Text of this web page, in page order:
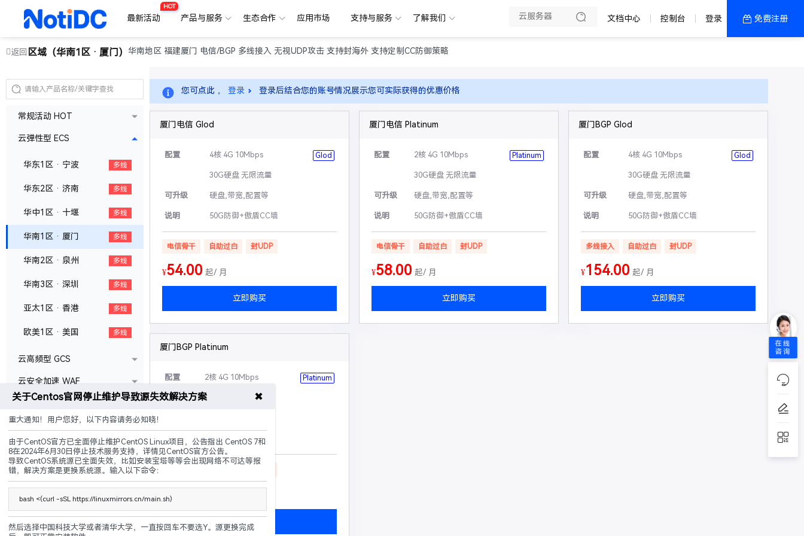
最新活动
HOT
产品与服务 生态合作 应用市场 支持与服务
了解我们
文档中心 控制台 登录 免费注册
返回 区域（华南1区 · 厦门） 华南地区 福建厦门 电信/BGP 多线接入 无视UDP攻击 支持封海外 支持定制CC防御策略
常规活动 HOT
云弹性型 ECS
华东1区 · 宁波 多线
华东2区 · 济南 多线
华中1区 · 十堰 多线
华南1区 · 厦门 多线
华南2区 · 泉州 多线
华南3区 · 深圳 多线
亚太1区 · 香港 多线
欧美1区 · 美国 多线
云高频型 GCS
云安全加速 WAF
国内裸金属 BMS
海外裸金属 BMS
独立宿主机 CDH
您可点此 ， 登录 登录后结合您的账号情况展示您可实际获得的优惠价格
厦门电信 Glod
配置 4核 4G 10Mbps Glod
30G硬盘 无限流量
可升级 硬盘,带宽,配置等
说明 50G防御+傲盾CC墙
电信骨干 自助过白 封UDP
¥54.00 起/ 月
立即购买
厦门电信 Platinum
配置 2核 4G 10Mbps Platinum
30G硬盘 无限流量
可升级 硬盘,带宽,配置等
说明 50G防御+傲盾CC墙
电信骨干 自助过白 封UDP
¥58.00 起/ 月
立即购买
厦门BGP Glod
配置 4核 4G 10Mbps Glod
30G硬盘 无限流量
可升级 硬盘,带宽,配置等
说明 50G防御+傲盾CC墙
多线接入 自助过白 封UDP
¥154.00 起/ 月
立即购买
厦门BGP Platinum
配置 2核 4G 10Mbps Platinum
30G硬盘 无限流量
说明 50G防御+傲盾CC墙
158.00
立即购买
在线
咨询
关于Centos官网停止维护导致源失效解决方案 ✖
重大通知！用户您好，以下内容请务必知晓！
由于CentOS官方已全面停止维护CentOS Linux项目，公告指出 CentOS 7和
8在2024年6月30日停止技术服务支持，详情见CentOS官方公告。
导致CentOS系统源已全面失效，比如安装宝塔等等会出现网络不可达等报
错，解决方案是更换系统源。输入以下命令：
bash <(curl -sSL https://linuxmirrors.cn/main.sh)
然后选择中国科技大学或者清华大学，一直按回车不要选Y。源更换完成